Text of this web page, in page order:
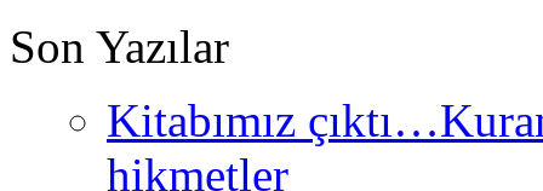
Son Yazılar
Kitabımız
hikmetler